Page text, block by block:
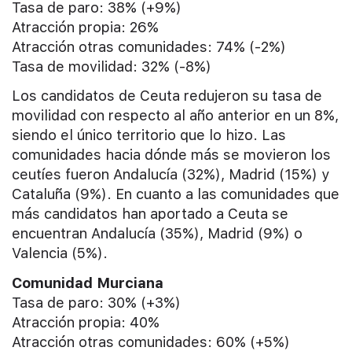
Tasa de paro: 38% (+9%)
Atracción propia: 26%
Atracción otras comunidades: 74% (-2%)
Tasa de movilidad: 32% (-8%)
Los candidatos de Ceuta redujeron su tasa de
movilidad con respecto al año anterior en un 8%,
siendo el único territorio que lo hizo. Las
comunidades hacia dónde más se movieron los
ceutíes fueron Andalucía (32%), Madrid (15%) y
Cataluña (9%). En cuanto a las comunidades que
más candidatos han aportado a Ceuta se
encuentran Andalucía (35%), Madrid (9%) o
Valencia (5%).
Comunidad Murciana
Tasa de paro: 30% (+3%)
Atracción propia: 40%
Atracción otras comunidades: 60% (+5%)